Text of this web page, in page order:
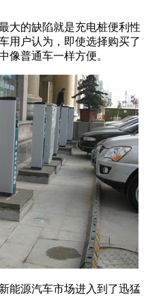
大的缺陷就是充电桩便利性
用户认为，即使选择购买了
像普通车一样方便。
源汽车市场进入到了迅猛